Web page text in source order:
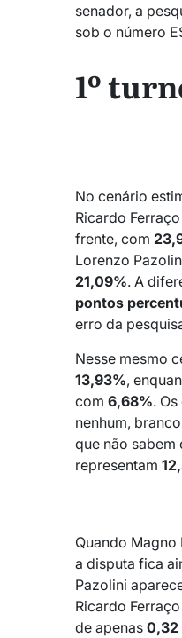
senador, a
sob o número
1º
No cenário
Ricardo
frente, com
Lorenzo
21,09%. A
pontos
erro da
Nesse mesmo
13,93%,
com 6,68%.
nenhum,
que não sabem
representam
Quando
a disputa fica
Pazolini
Ricardo
de apenas 0,32